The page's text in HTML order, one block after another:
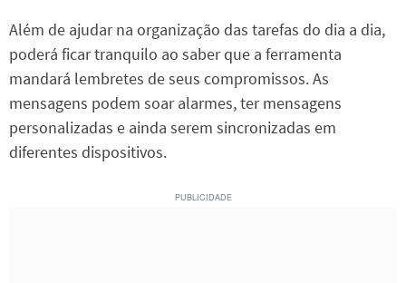
Além de ajudar na organização das tarefas do dia a dia,
poderá ficar tranquilo ao saber que a ferramenta
mandará lembretes de seus compromissos. As
mensagens podem soar alarmes, ter mensagens
personalizadas e ainda serem sincronizadas em
diferentes dispositivos.